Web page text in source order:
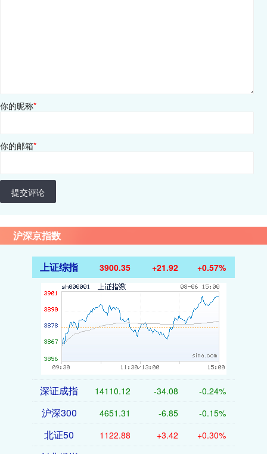
你的昵称*
你的邮箱*
提交评论
沪深京指数
上证综指 3900.35 +21.92 +0.57%
深证成指 14110.12 -34.08 -0.24%
沪深300 4651.31 -6.85 -0.15%
北证50 1122.88 +3.42 +0.30%